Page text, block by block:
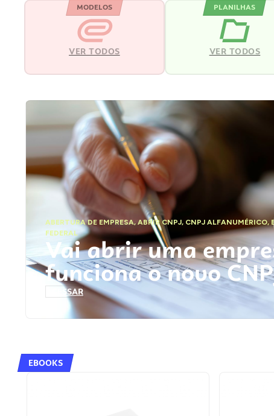
MODELOS
VER TODOS
PLANILHAS
VER TODOS
ABERTURA DE EMPRESA,ABRIR CNPJ, CNPJ ALFANUMÉRICO,
FEDERAL
Vai abrir uma
funciona o novo
ACESSAR
EBOOKS